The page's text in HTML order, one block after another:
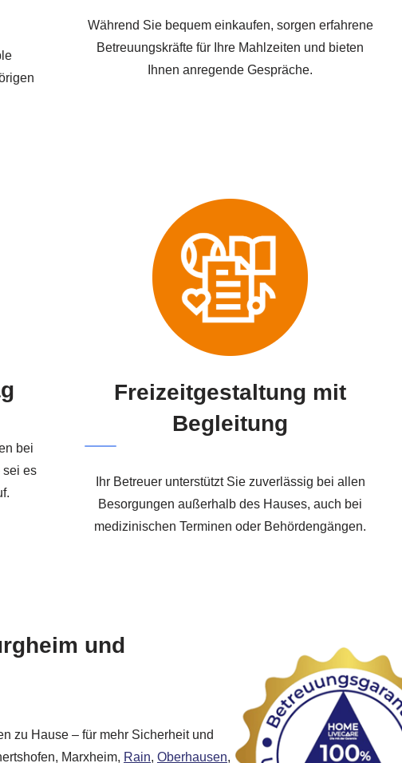
Während Sie bequem einkaufen, sorgen erfahrene
Betreuungskräfte für Ihre Mahlzeiten und bieten
Ihnen anregende Gespräche.
bei
sei es
Freizeitgestaltung mit
Begleitung
Ihr Betreuer unterstützt Sie zuverlässig bei allen
Besorgungen außerhalb des Hauses, auch bei
medizinischen Terminen oder Behördengängen.
und
zu Hause – für mehr Sicherheit und
Marxheim, Rain, Oberhausen,